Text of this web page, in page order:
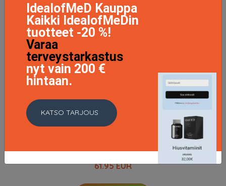
Satin Cream Foundation, 40 ml Glo Skin Beauty
61.95 EUR
IdealofMeD Kauppa
Kaikki IdealofMeDin
tuotteet -20 %!
Varaa
terveystarkastus
nyt vain 200 €
hintaan.
KATSO TARJOUS